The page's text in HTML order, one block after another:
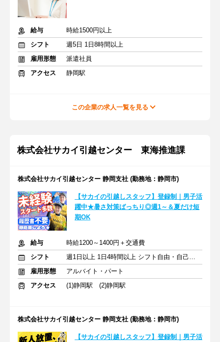
給与
時給1500円以上
シフト
週5日 1日8時間以上
雇用形態
派遣社員
アクセス
静岡駅
この企業の求人一覧を見る
株式会社サカイ引越センター 東海推進課
株式会社サカイ引越センター 静岡支社 (勤務地：静岡市)
【サカイの引越しスタッフ】登録制｜男子活
躍中★暑さ対策ばっちり◎週1～＆夏だけ短
期OK
給与
時給1200～1400円＋交通費
シフト
週1日以上 1日4時間以上 シフト自由・自己申告
雇用形態
アルバイト・パート
アクセス
(1)静岡駅 (2)静岡駅
株式会社サカイ引越センター 静岡支社 (勤務地：静岡市)
【サカイの引越しスタッフ】登録制｜男子活